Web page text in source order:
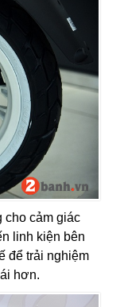
cho cảm giác
linh kiện bên
để trải nghiệm
hơn.